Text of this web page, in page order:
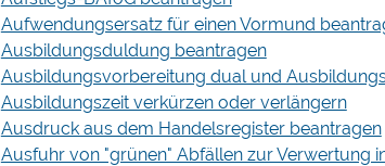
Aufwendungsersatz für einen Vormund
Ausbildungsduldung beantragen
Ausbildungsvorbereitung dual und
Ausbildungszeit verkürzen oder verlängern
Ausdruck aus dem Handelsregister beantragen
Ausfuhr von "grünen" Abfällen zur Verwertung